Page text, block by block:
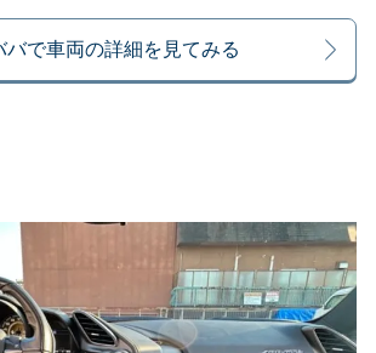
バで車両の詳細を見てみる